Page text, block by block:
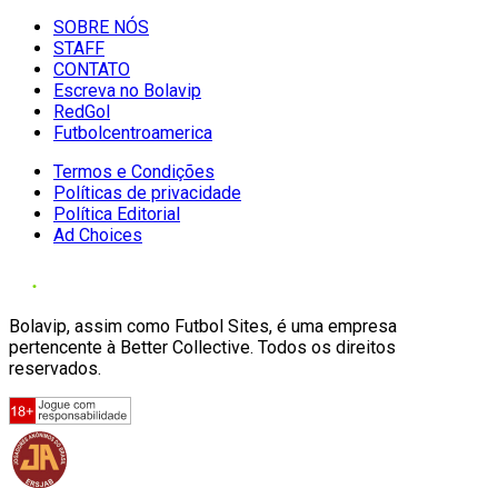
SOBRE NÓS
STAFF
CONTATO
Escreva no Bolavip
RedGol
Futbolcentroamerica
Termos e Condições
Políticas de privacidade
Política Editorial
Ad Choices
Bolavip, assim como Futbol Sites, é uma empresa
pertencente à Better Collective. Todos os direitos
reservados.